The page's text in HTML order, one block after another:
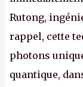
Rutong,
rappel, cette
photons
quantique,